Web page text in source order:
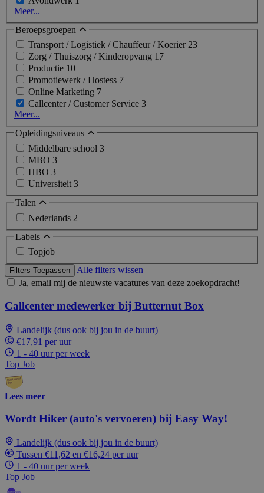
Meer...
Beroepsgroepen
Transport / Logistiek / Chauffeur / Koerier23
Zorg / Thuiszorg / Kinderopvang 17
Productie 10
Promotiewerk / Hostess 7
Online Marketing 7
Callcenter / Customer Service 3
Meer...
Opleidingsniveaus
Middelbare school 3
MBO 3
HBO 3
Universiteit 3
Talen
Nederlands 2
Labels
Topjob
Filters Toepassen
Alle filters wissen
Ja, email mij de nieuwste vacatures van deze zoekopdracht!
Callcenter medewerker bij Butternut Box
Landelijk (dus ook bij jou in de buurt)
€17,91 per uur
1 - 40 uur per week
Top Job
Lees meer
Wordt Hiker (auto's vervoeren) bij Easy Way!
Landelijk (dus ook bij jou in de buurt)
Tussen €11,62 en €16,24 per uur
1 - 40 uur per week
Top Job